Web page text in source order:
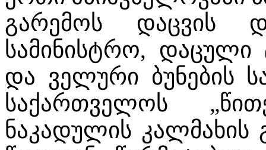
გარემოს დაცვის
სამინისტრო, დაცული
და ველური ბუნების
საქართველოს
ნაკადულის კალმახის